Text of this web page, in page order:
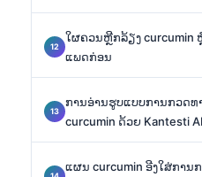
ໃຜຄວນຫຼີກລ້ຽງ curcumin
ແພດກ່ອນ
ການອ່ານຮູບແບບການກວດທ
curcumin ດ້ວຍ Kantesti AI
ແຜນ curcumin ອີງໃສ່ການ